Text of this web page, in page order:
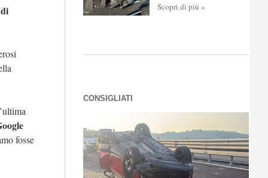
fosse
Scopri di più »
CONSIGLIATI